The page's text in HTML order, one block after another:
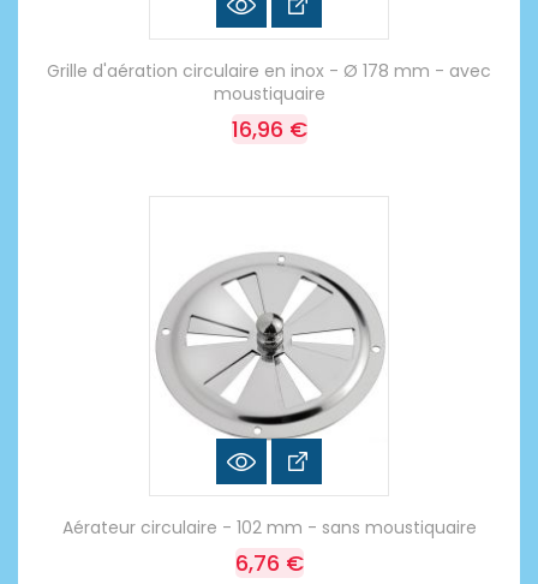
Grille d'aération circulaire en inox - Ø 178 mm - avec
moustiquaire
16,96 €
Aérateur circulaire - 102 mm - sans moustiquaire
6,76 €